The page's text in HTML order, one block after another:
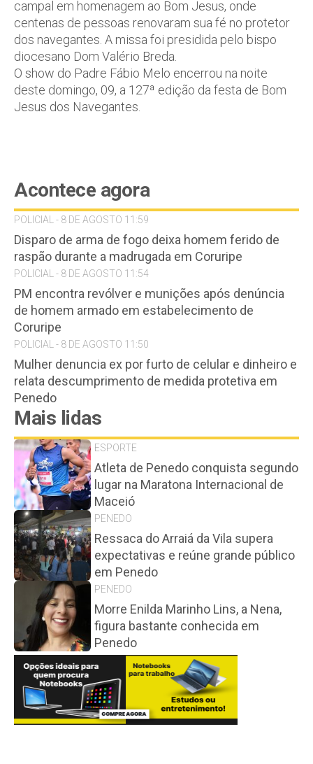
campal em homenagem ao Bom Jesus, onde
centenas de pessoas renovaram sua fé no protetor
dos navegantes. A missa foi presidida pelo bispo
diocesano Dom Valério Breda.
O show do Padre Fábio Melo encerrou na noite
deste domingo, 09, a 127ª edição da festa de Bom
Jesus dos Navegantes.
Acontece agora
POLICIAL - 8 DE AGOSTO 11:59
Disparo de arma de fogo deixa homem ferido de
raspão durante a madrugada em Coruripe
POLICIAL - 8 DE AGOSTO 11:54
PM encontra revólver e munições após denúncia
de homem armado em estabelecimento de
Coruripe
POLICIAL - 8 DE AGOSTO 11:50
Mulher denuncia ex por furto de celular e dinheiro e
relata descumprimento de medida protetiva em
Penedo
Mais lidas
ESPORTE
Atleta de Penedo conquista segundo
lugar na Maratona Internacional de
Maceió
PENEDO
Ressaca do Arraiá da Vila supera
expectativas e reúne grande público
em Penedo
PENEDO
Morre Enilda Marinho Lins, a Nena,
figura bastante conhecida em
Penedo